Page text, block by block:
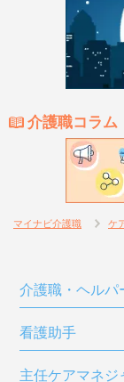
介護職コラム
マイナビ介護職 ケ
介護職・ヘルパ
看護助手
主任ケアマネジ